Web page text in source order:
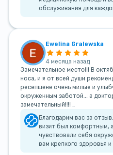
обслуживания для
Ewelina Gralewska
4 месяца назад
Замечательное место!!! В
носа, и я от всей души
ресепшене очень милые и
окруженным заботой... а
замечательный!!!! …
Благодарим вас за
визит был комфортным,
чувствовали себя
вам крепкого здоровья